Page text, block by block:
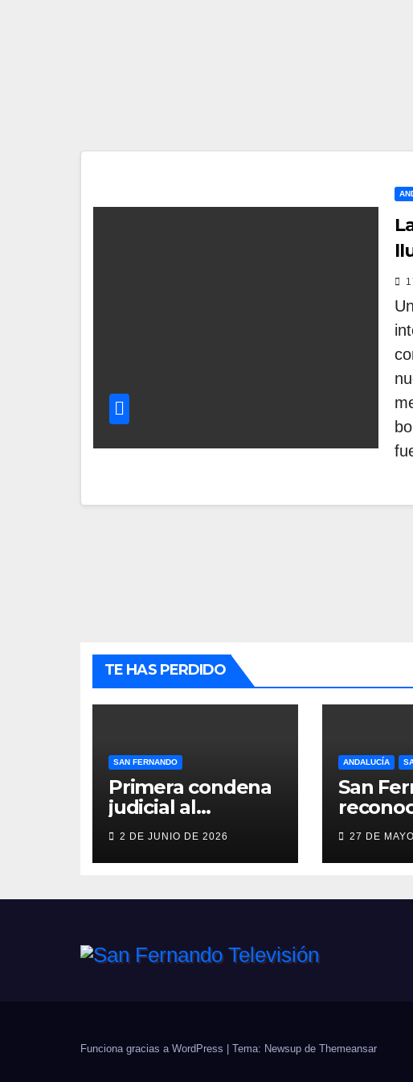
TE HAS PERDIDO
SAN FERNANDO
Primera condena
judicial al
Ayuntamiento de
San Fernando por
negar
acto de servicio
2 DE JUNIO DE 2026
ANDALUCÍA
San
social
27 DE
Funciona gracias a WordPress | Tema: Newsup de Themeansar